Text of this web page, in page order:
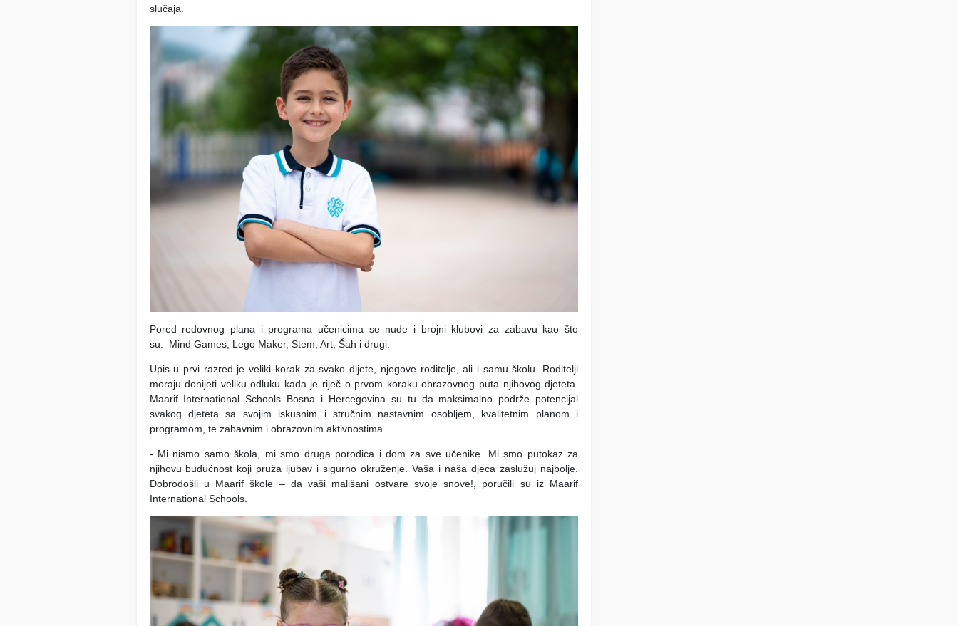
slučaja.
Pored redovnog plana i programa učenicima se nude i brojni klubovi za zabavu kao što
su: Mind Games, Lego Maker, Stem, Art, Šah i drugi.
Upis u prvi razred je veliki korak za svako dijete, njegove roditelje, ali i samu školu. Roditelji
moraju donijeti veliku odluku kada je riječ o prvom koraku obrazovnog puta njihovog djeteta.
Maarif International Schools Bosna i Hercegovina su tu da maksimalno podrže potencijal
svakog djeteta sa svojim iskusnim i stručnim nastavnim osobljem, kvalitetnim planom i
programom, te zabavnim i obrazovnim aktivnostima.
- Mi nismo samo škola, mi smo druga porodica i dom za sve učenike. Mi smo putokaz za
njihovu budućnost koji pruža ljubav i sigurno okruženje. Vaša i naša djeca zaslužuj najbolje.
Dobrodošli u Maarif škole – da vaši mališani ostvare svoje snove!, poručili su iz Maarif
International Schools.